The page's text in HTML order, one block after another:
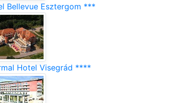
Bellevue Esztergom ***
Hotel Visegrád ****